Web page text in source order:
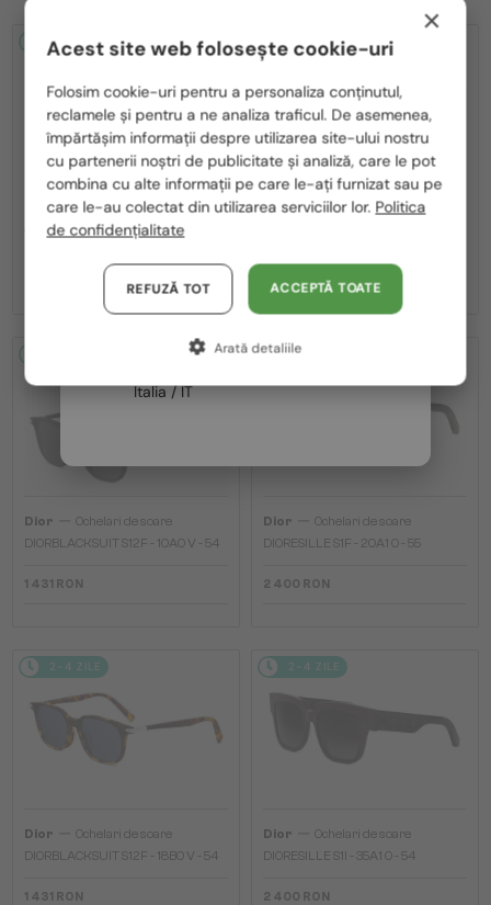
2-4 ZILE
Dior—Ochelari de soare
CDIOR S1F - 35A0 D - 56
2-4 ZILE
Dior—Ochelari de soare
Dior
Ochelari de soare
DIORBLACKSUIT S12F - 10A0 V - 54
1 431 RON
2-4 ZILE
Dior
Ochelari de soare
DIORESILLE S1F - 20A1 O - 55
2 400 RON
2-4 ZILE
Dior
Ochelari de soare
DIORBLACKSUIT S12F - 18B0 V - 54
1 431 RON
2-4 ZILE
Dior
Ochelari de soare
DIORESILLE S1I - 35A1 O - 54
2 400 RON
România / RO
Polska / PL
Magyarország / HU
United Arab Emirates / EN
Austria / AT
Germania / DE
Franța / FR
Italia / IT
×
Acest site web folosește cookie-uri
Folosim cookie-uri pentru a personaliza conținutul,
reclamele și pentru a ne analiza traficul. De asemenea,
împărtășim informații despre utilizarea site-ului nostru
cu partenerii noștri de publicitate și analiză, care le pot
combina cu alte informații pe care le-ați furnizat sau pe
care le-au colectat din utilizarea serviciilor lor. Politica
de confidențialitate
ACCEPTĂ TOATE
REFUZĂ TOT
Arată detaliile